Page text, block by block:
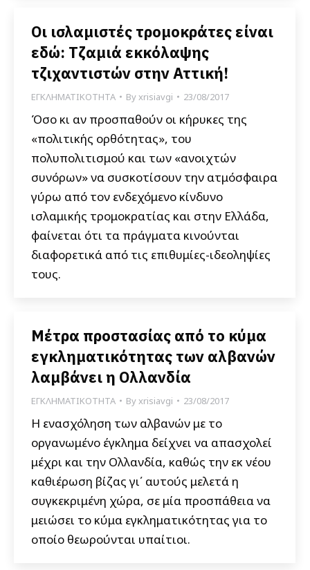
Οι ισλαμιστές τρομοκράτες είναι
εδώ: Τζαμιά εκκόλαψης
τζιχαντιστών στην Αττική!
ΕΓΚΛΗΜΑΤΙΚΟΤΗΤΑ Byxrisiavgi 23/08/2017
Όσο κι αν προσπαθούν οι κήρυκες της
«πολιτικής ορθότητας», του
πολυπολιτισμού και των «ανοιχτών
συνόρων» να συσκοτίσουν την ατμόσφαιρα
γύρω από τον ενδεχόμενο κίνδυνο
ισλαμικής τρομοκρατίας και στην Ελλάδα,
φαίνεται ότι τα πράγματα κινούνται
διαφορετικά από τις επιθυμίες-ιδεοληψίες
τους.
Μέτρα προστασίας από το κύμα
εγκληματικότητας των αλβανών
λαμβάνει η Ολλανδία
ΕΓΚΛΗΜΑΤΙΚΟΤΗΤΑ Byxrisiavgi 23/08/2017
Η ενασχόληση των αλβανών με το
οργανωμένο έγκλημα δείχνει να απασχολεί
μέχρι και την Ολλανδία, καθώς την εκ νέου
καθιέρωση βίζας γι΄ αυτούς μελετά η
συγκεκριμένη χώρα, σε μία προσπάθεια να
μειώσει το κύμα εγκληματικότητας για το
οποίο θεωρούνται υπαίτιοι.